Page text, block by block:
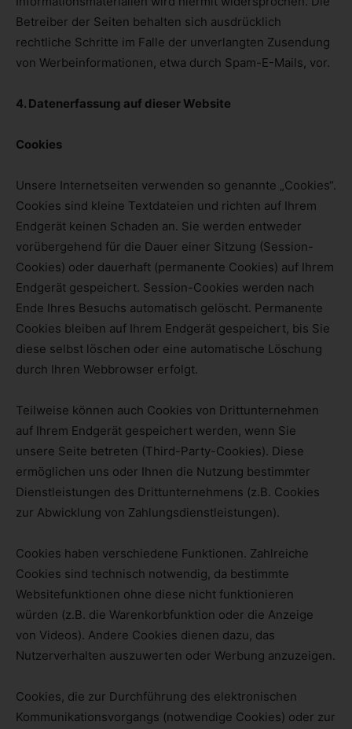
Betreiber der Seiten behalten sich ausdrücklich
rechtliche Schritte im Falle der unverlangten Zusendung
von Werbeinformationen, etwa durch Spam-E-Mails, vor.
4. Datenerfassung auf dieser Website
Cookies
Unsere Internetseiten verwenden so genannte „Cookies“.
Cookies sind kleine Textdateien und richten auf Ihrem
Endgerät keinen Schaden an. Sie werden entweder
vorübergehend für die Dauer einer Sitzung (Session-
Cookies) oder dauerhaft (permanente Cookies) auf Ihrem
Endgerät gespeichert. Session-Cookies werden nach
Ende Ihres Besuchs automatisch gelöscht. Permanente
Cookies bleiben auf Ihrem Endgerät gespeichert, bis Sie
diese selbst löschen oder eine automatische Löschung
durch Ihren Webbrowser erfolgt.
Teilweise können auch Cookies von Drittunternehmen
auf Ihrem Endgerät gespeichert werden, wenn Sie
unsere Seite betreten (Third-Party-Cookies). Diese
ermöglichen uns oder Ihnen die Nutzung bestimmter
Dienstleistungen des Drittunternehmens (z.B. Cookies
zur Abwicklung von Zahlungsdienstleistungen).
Cookies haben verschiedene Funktionen. Zahlreiche
Cookies sind technisch notwendig, da bestimmte
Websitefunktionen ohne diese nicht funktionieren
würden (z.B. die Warenkorbfunktion oder die Anzeige
von Videos). Andere Cookies dienen dazu, das
Nutzerverhalten auszuwerten oder Werbung anzuzeigen.
Cookies, die zur Durchführung des elektronischen
Kommunikationsvorgangs (notwendige Cookies) oder zur